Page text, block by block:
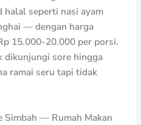
halal seperti nasi ayam
— dengan harga
15.000-20.000 per porsi.
dikunjungi sore hingga
ramai seru tapi tidak
Simbah — Rumah Makan